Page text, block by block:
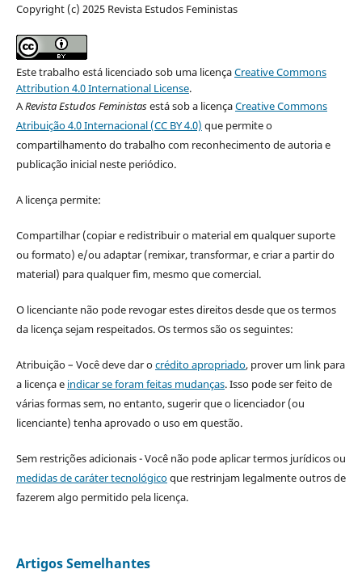
Copyright (c) 2025 Revista Estudos Feministas
Este trabalho está licenciado sob uma licençaCreative Commons
Attribution 4.0 International License.
ARevista Estudos Feministasestá sob a licençaCreative Commons
Atribuição 4.0 Internacional (CC BY 4.0) que permite o
compartilhamento do trabalho com reconhecimento de autoria e
publicação inicial neste periódico.
A licença permite:
Compartilhar (copiar e redistribuir o material em qualquer suporte
ou formato) e/ou adaptar (remixar, transformar, e criar a partir do
material) para qualquer fim, mesmo que comercial.
O licenciante não pode revogar estes direitos desde que os termos
da licença sejam respeitados. Os termos são os seguintes:
Atribuição – Você deve dar ocrédito apropriado, prover um link para
a licença e indicar se foram feitas mudanças. Isso pode ser feito de
várias formas sem, no entanto, sugerir que o licenciador (ou
licenciante) tenha aprovado o uso em questão.
Sem restrições adicionais - Você não pode aplicar termos jurídicos ou
medidas de caráter tecnológicoque restrinjam legalmente outros de
fazerem algo permitido pela licença.
Artigos Semelhantes